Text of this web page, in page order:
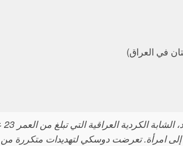
في العراق)
امرأة. تعرضت دوسكي لتهديدات متكررة من